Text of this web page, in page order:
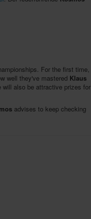
For the first time,
well they've mastered Klaus
will also be attractive prizes for
advises to keep checking